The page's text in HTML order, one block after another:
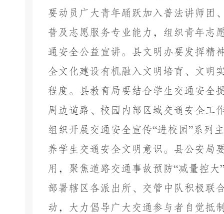
要动员广大青年踊跃加入普法讲师团
普及志愿服务专业能力，组织青年志
通安全公益宣讲。县文明办要发挥精
全文化建设有机融入文明培育、文明
程度。县教育局要结合学生交通安全
周边道路、校园内部区域交通安全工
组织开展交通安全宣传“进校园”系列
养学生交通安全文明意识。县公安局
用，聚焦道路交通事故预防“减量控大”
部署辖区各派出所、交管中队积极联
动，大力倡导广大交通参与者自觉抵